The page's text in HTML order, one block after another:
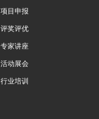
项目申报
评奖评优
专家讲座
活动展会
行业培训